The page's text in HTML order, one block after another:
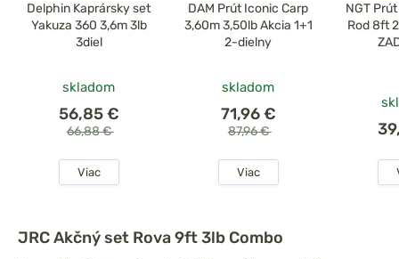
Delphin Kaprársky set
Yakuza 360 3,6m 3lb
3diel
skladom
56,85 €
66,88 €
Viac
DAM Prút Iconic Carp
3,60m 3,50lb Akcia 1+1
2-dielny
skladom
71,96 €
87,96 €
Viac
NGT
Rod 8ft
JRC Akčný set Rova 9ft 3lb Combo